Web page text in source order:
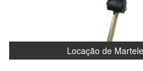
Locação de